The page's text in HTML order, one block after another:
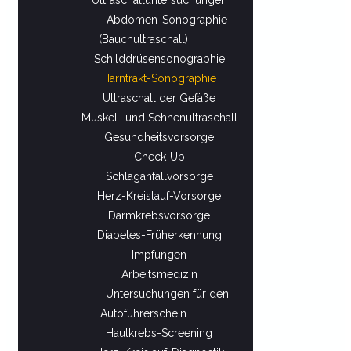
Abdomen-Sonographie
(Bauchultraschall)
Schilddrüsensonographie
Harntrakt-Sonographie
Ultraschall der Gefäße
Muskel- und Sehnenultraschall
Gesundheitsvorsorge
Check-Up
Schlaganfallvorsorge
Herz-Kreislauf-Vorsorge
Darmkrebsvorsorge
Diabetes-Früherkennung
Impfungen
Arbeitsmedizin
Untersuchungen für den
Autoführerschein
Hautkrebs-Screening